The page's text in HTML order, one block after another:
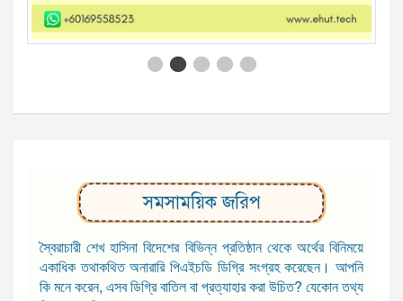
সমসাময়িক জরিপ
স্বৈরাচারী শেখ হাসিনা বিদেশের বিভিন্ন প্রতিষ্ঠান থেকে অর্থের বিনিময়ে
একাধিক তথাকথিত অনারারি পিএইচডি ডিগ্রি সংগ্রহ করেছেন। আপনি
কি মনে করেন, এসব ডিগ্রি বাতিল বা প্রত্যাহার করা উচিত? যেকোন তথ্য